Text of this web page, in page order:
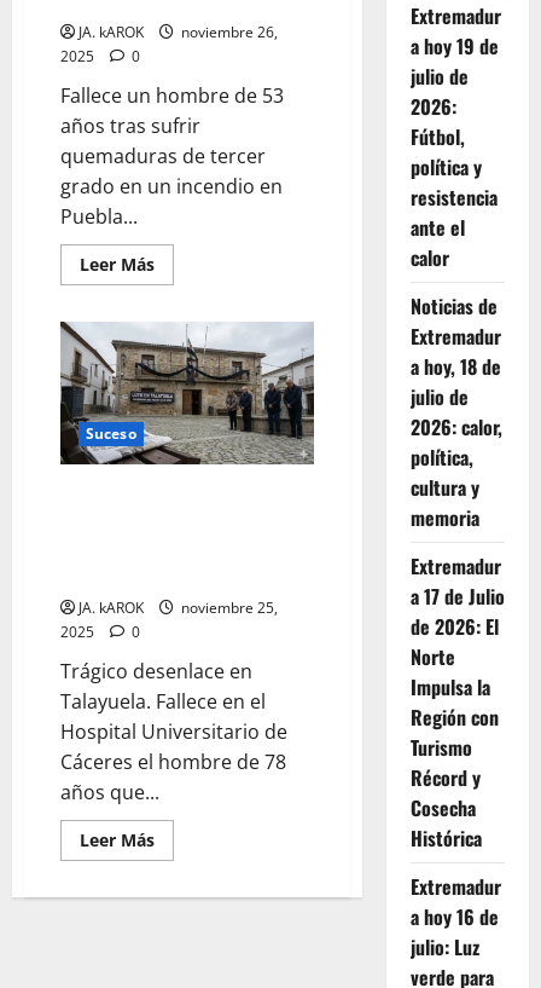
una
vivienda
JA. kAROK
noviembre 26,
2025
0
Fallece un hombre de 53
años tras sufrir
quemaduras de tercer
grado en un incendio en
Puebla...
Leer MásLeer
más
Incendio
mortal
en
Puebla
de
Argeme:
fallece
el
hombre
Suceso
JA. kAROK
noviembre 25,
2025
0
Trágico desenlace en
Talayuela. Fallece en el
Hospital Universitario de
Cáceres el hombre de 78
años que...
Leer MásLeer
más
Luto
Extremadur
a hoy 19 de
julio de
2026:
Fútbol,
política y
resistencia
ante el
calor
Noticias de
Extremadur
a hoy, 18 de
julio de
2026: calor,
política,
cultura y
memoria
Extremadur
a 17 de Julio
de 2026: El
Norte
Impulsa la
Región con
Turismo
Récord y
Cosecha
Histórica
Extremadur
a hoy 16 de
julio: Luz
verde para